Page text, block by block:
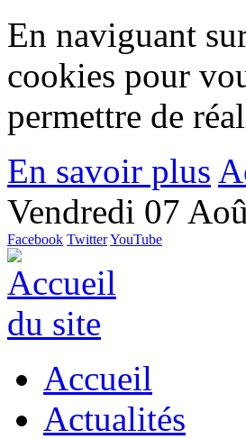
En naviguant
cookies pour
permettre de
En savoir plus
Vendredi 07
Facebook TwitterYouTube
Accueil
Actualités